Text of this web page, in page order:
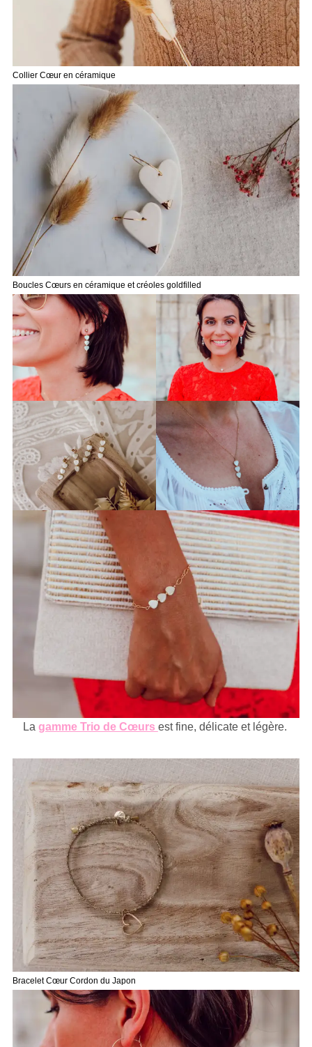
Collier Cœur en céramique
Boucles Cœurs en céramique et créoles go ldfilled
La gamme Trio de Cœurs est fine, délicate et légère.
Bracelet Cœur Cordon du Japon